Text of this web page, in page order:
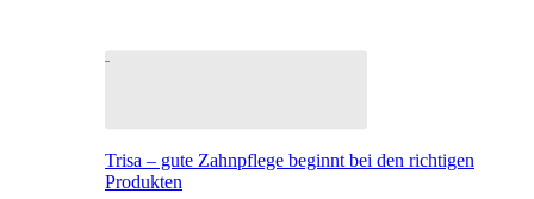
Trisa – gute Zahnpflege beginnt bei den richtigen
Produkten